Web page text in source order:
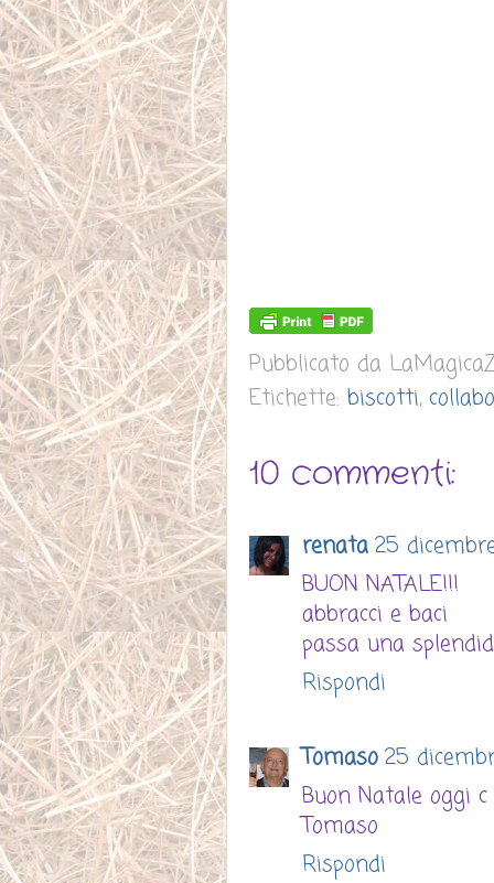
Pubblicato da
Etichette: biscotti,
10 commenti:
renata 25
BUON NATALE!!!
abbracci e baci
passa una
Rispondi
Tomaso 25
Buon Natale oggi
Tomaso
Rispondi